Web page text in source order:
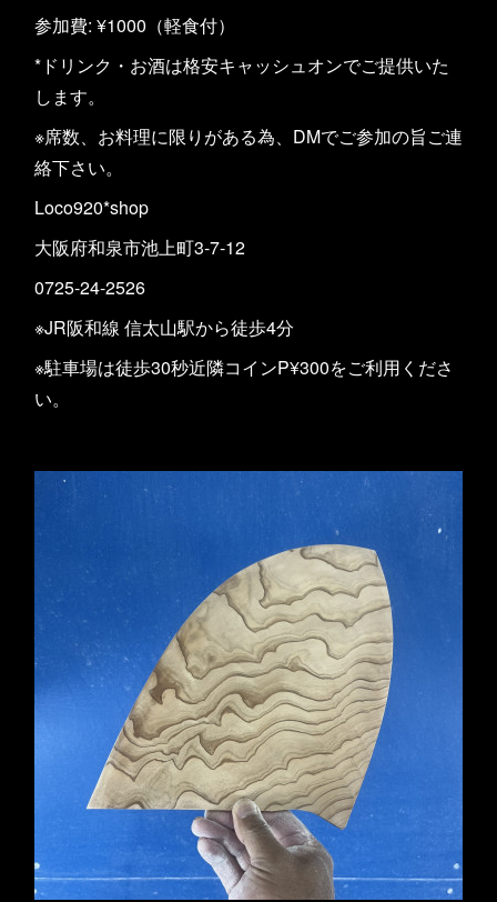
参加費: ¥1000（軽食付）
*ドリンク・お酒は格安キャッシュオンでご提供いた
します。
※席数、お料理に限りがある為、DMでご参加の旨ご連
絡下さい。
Loco920*shop
大阪府和泉市池上町3-7-12
0725-24-2526
※JR阪和線 信太山駅から徒歩4分
※駐車場は徒歩30秒近隣コインP¥300をご利用くださ
い。